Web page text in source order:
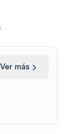
Ver más